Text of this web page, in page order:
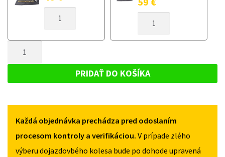
DOJAZDOVÉ
AUDI
C6
2011
DOJAZDOVÉ
C6
2006-
5X112
AUDI
2006-
2011
125/70R19
PRIDAŤ DO KOŠÍKA
Každá objednávka prechádza pred odoslaním
procesom kontroly a verifikáciou. V prípade zlého
výberu dojazdovbého kolesa bude po dohode upravená